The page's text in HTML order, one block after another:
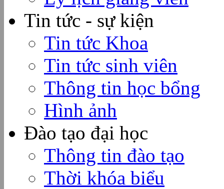
Tin tức - sự kiện
Tin tức Khoa
Tin tức sinh viên
Thông tin học bổng
Hình ảnh
Đào tạo đại học
Thông tin đào tạo
Thời khóa biểu